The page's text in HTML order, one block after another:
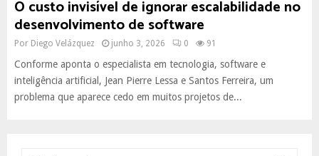
O custo invisível de ignorar escalabilidade no
desenvolvimento de software
Por Diego Velázquez junho 3, 2026 0 91
Conforme aponta o especialista em tecnologia, software e
inteligência artificial, Jean Pierre Lessa e Santos Ferreira, um
problema que aparece cedo em muitos projetos de...